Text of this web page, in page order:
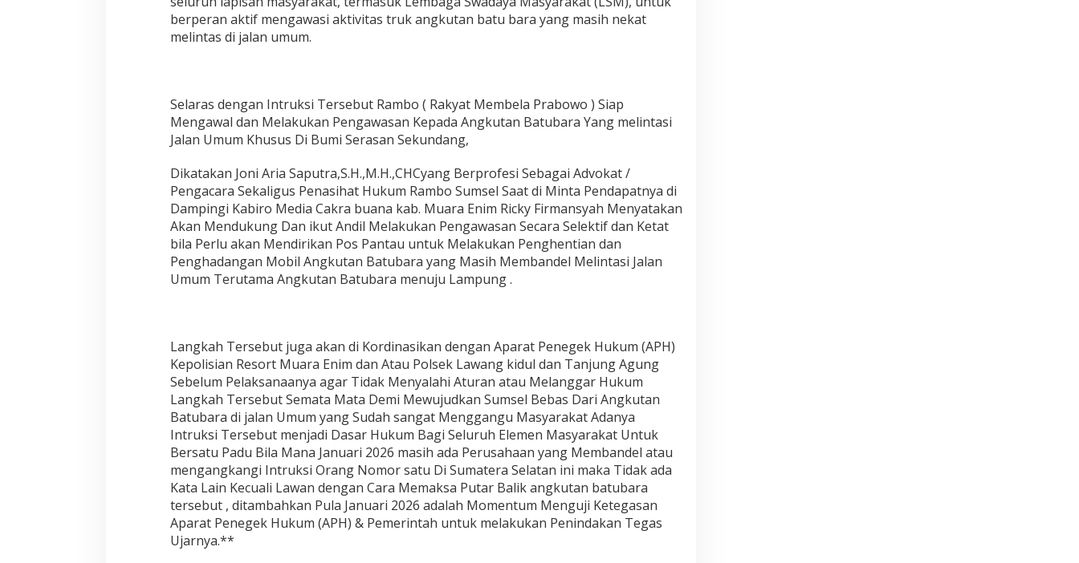
berperan aktif mengawasi aktivitas truk angkutan batu bara yang masih nekat
melintas di jalan umum.
Selaras dengan Intruksi Tersebut Rambo ( Rakyat Membela Prabowo ) Siap
Mengawal dan Melakukan Pengawasan Kepada Angkutan Batubara Yang melintasi
Jalan Umum Khusus Di Bumi Serasan Sekundang,
Dikatakan Joni Aria Saputra,S.H.,M.H.,CHCyang Berprofesi Sebagai Advokat /
Pengacara Sekaligus Penasihat Hukum Rambo Sumsel Saat di Minta Pendapatnya di
Dampingi Kabiro Media Cakra buana kab. Muara Enim Ricky Firmansyah Menyatakan
Akan Mendukung Dan ikut Andil Melakukan Pengawasan Secara Selektif dan Ketat
bila Perlu akan Mendirikan Pos Pantau untuk Melakukan Penghentian dan
Penghadangan Mobil Angkutan Batubara yang Masih Membandel Melintasi Jalan
Umum Terutama Angkutan Batubara menuju Lampung .
Langkah Tersebut juga akan di Kordinasikan dengan Aparat Penegek Hukum (APH)
Kepolisian Resort Muara Enim dan Atau Polsek Lawang kidul dan Tanjung Agung
Sebelum Pelaksanaanya agar Tidak Menyalahi Aturan atau Melanggar Hukum
Langkah Tersebut Semata Mata Demi Mewujudkan Sumsel Bebas Dari Angkutan
Batubara di jalan Umum yang Sudah sangat Menggangu Masyarakat Adanya
Intruksi Tersebut menjadi Dasar Hukum Bagi Seluruh Elemen Masyarakat Untuk
Bersatu Padu Bila Mana Januari 2026 masih ada Perusahaan yang Membandel atau
mengangkangi Intruksi Orang Nomor satu Di Sumatera Selatan ini maka Tidak ada
Kata Lain Kecuali Lawan dengan Cara Memaksa Putar Balik angkutan batubara
tersebut , ditambahkan Pula Januari 2026 adalah Momentum Menguji Ketegasan
Aparat Penegek Hukum (APH) & Pemerintah untuk melakukan Penindakan Tegas
Ujarnya.**